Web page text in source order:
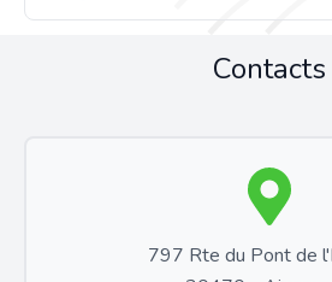
Contacts
797 Rte du Pont de